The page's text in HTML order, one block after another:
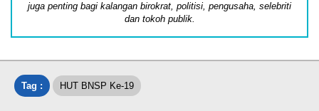
juga penting bagi kalangan birokrat, politisi, pengusaha, selebriti
dan tokoh publik.
Tag : HUT BNSP Ke-19